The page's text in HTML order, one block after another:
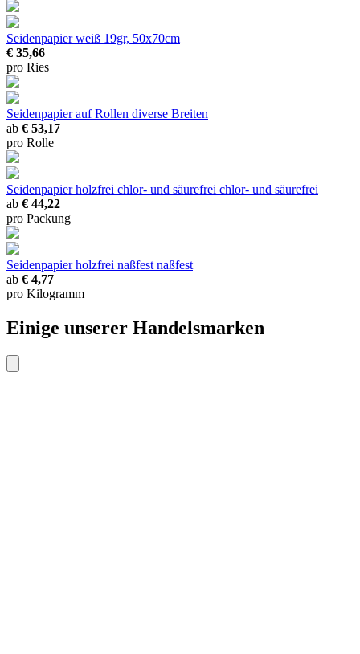
Seidenpapierweiß 19gr, 50x70cm
€ 35,66
pro Ries
Seidenpapier auf Rollen diverse Breiten
ab € 53,17
pro Rolle
Seidenpapier holzfrei chlor- und säurefrei chlor- und säurefrei
ab € 44,22
pro Packung
Seidenpapier holzfrei naßfest naßfest
ab € 4,77
pro Kilogramm
Einige unserer Handelsmarken